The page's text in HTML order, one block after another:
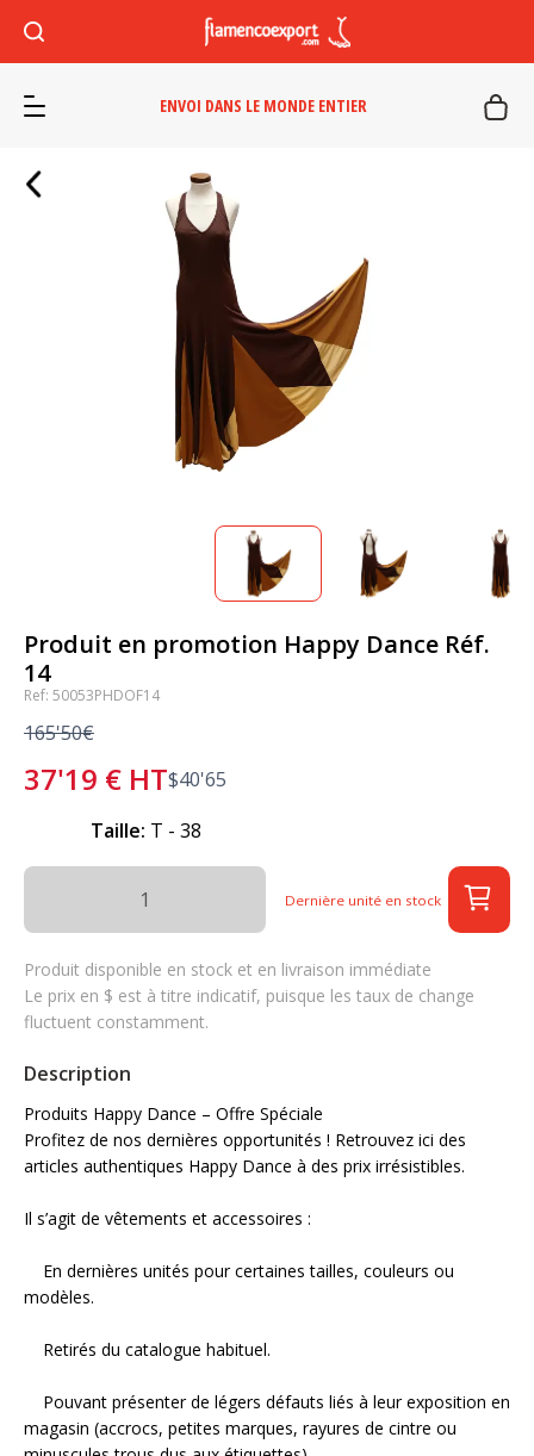
ENVOI DANS LE MONDE ENTIER
Produit en promotion Happy Dance Réf.
14
Ref: 50053PHDOF14
165'50€
37'19 € HT$40'65
Taille: T - 38
Dernière unité en stock
Produit disponible en stock et en livraison immédiate
Le prix en $ est à titre indicatif, puisque les taux de change
fluctuent constamment.
Description
Produits Happy Dance – Offre Spéciale
Profitez de nos dernières opportunités ! Retrouvez ici des
articles authentiques Happy Dance à des prix irrésistibles.
Il s’agit de vêtements et accessoires :
En dernières unités pour certaines tailles, couleurs ou
modèles.
Retirés du catalogue habituel.
Pouvant présenter de légers défauts liés à leur exposition en
magasin (accrocs, petites marques, rayures de cintre ou